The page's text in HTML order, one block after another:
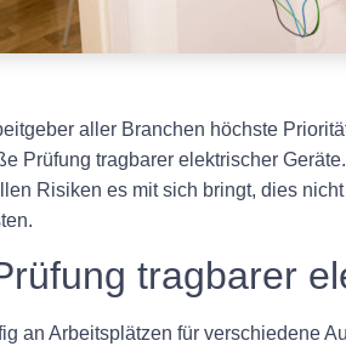
aller Branchen höchste
Prüfung tragbarer elektrischer
Risiken es mit sich bringt, dies
tragbarer
an Arbeitsplätzen für verschiedene